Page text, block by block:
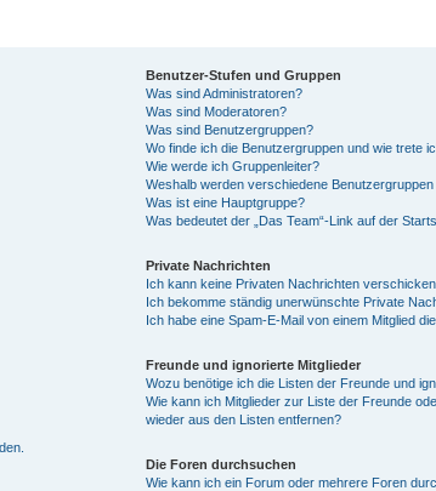
Benutzer-Stufen und Gruppen
Was sind Administratoren?
Was sind Moderatoren?
Was sind Benutzergruppen?
Wo finde ich die Benutzergruppen und wie trete
Wie werde ich Gruppenleiter?
Weshalb werden verschiedene
Was ist eine Hauptgruppe?
Was bedeutet der „Das Team“-Link auf der
Private Nachrichten
Ich kann keine Privaten Nachrichten
Ich bekomme ständig unerwünschte Private
Ich habe eine Spam-E-Mail von einem Mitglied
Freunde und ignorierte Mitglieder
Wozu benötige ich die Listen der Freunde und
Wie kann ich Mitglieder zur Liste der Freunde
wieder aus den Listen entfernen?
Die Foren durchsuchen
Wie kann ich ein Forum oder mehrere Foren